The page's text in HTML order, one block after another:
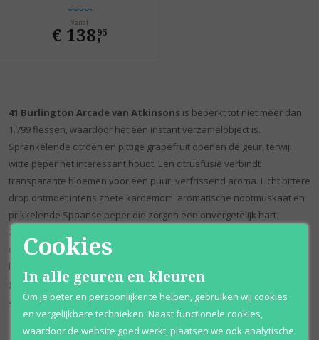
Vanaf
€ 138,
95
41 Burlington Arcade van Atkinsons is beperkt tot niet meer dan
1.799 flessen, waardoor het een instant verzamelobject is.
Sprankelende citroen en pittige grapefruit openen de geur, terwijl
witte peper het interessant houdt. Een citrusfusie verbindt
transparante bloemen voor een puur, verfrissend aroma. Licht bittere
drop ontmoet intens zoete kardemom, aromatische nootmuskaat en
prikkelende Spaanse peper die zorgen een onvergetelijk hart.
Zonovergoten vetiver, korrelige ceder, comfortabele amber,
oermuskus en een houtrookfusie creëren een basis met een matige
levensduur en sillage. De impact is opmerkelijk voor een Engelse
geur; het opent met een knal van kruiden en warmte, maar nestelt
zich mooi in de dry-down.
Cookies
In alle geuren en kleuren
Om je beter en persoonlijker te helpen, gebruiken wij cookies
en vergelijkbare technieken. Naast functionele cookies,
waardoor de website goed werkt, plaatsen we ook analytische